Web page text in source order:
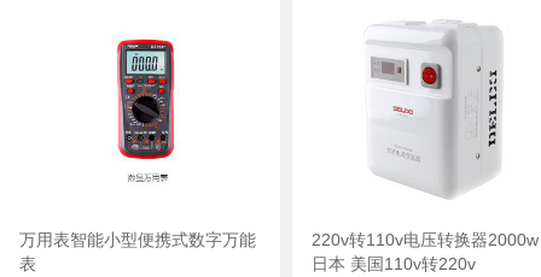
万用表智能小型便携式数字万能
表
220v转110v电压转换器2000w
日本 美国110v转220v